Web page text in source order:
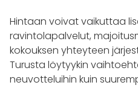
Hintaan voivat vaikuttaa
ravintolapalvelut,
kokouksen yhteyteen
Turusta löytyykin
neuvotteluihin kuin